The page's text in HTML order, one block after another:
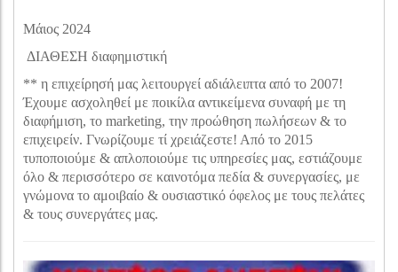
Μάιος 2024
ΔΙΑΘΕΣΗ διαφημιστική
** η επιχείρησή μας λειτουργεί αδιάλειπτα από το 2007!
Έχουμε ασχοληθεί με ποικίλα αντικείμενα συναφή με τη
διαφήμιση, το marketing, την προώθηση πωλήσεων & το
επιχειρείν. Γνωρίζουμε τί χρειάζεστε! Από το 2015
τυποποιούμε & απλοποιούμε τις υπηρεσίες μας, εστιάζουμε
όλο & περισσότερο σε καινοτόμα πεδία & συνεργασίες, με
γνώμονα το αμοιβαίο & ουσιαστικό όφελος με τους πελάτες
& τους συνεργάτες μας.